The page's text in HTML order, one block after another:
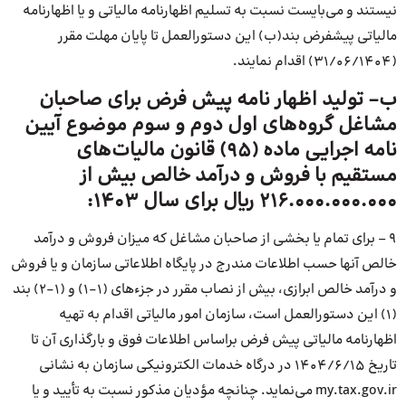
نیستند و می‌بایست نسبت به تسلیم اظهارنامه مالیاتی و یا اظهارنامه
مالیاتی پیشفرض بند(ب) این دستورالعمل تا پایان مهلت مقرر
(۳۱/۰۶/۱۴۰۴) اقدام نمایند.
ب- تولید اظهار نامه پیش فرض برای صاحبان
مشاغل گروه‌های اول دوم و سوم موضوع آیین
نامه اجرایی ماده (۹۵) قانون مالیات‌های
مستقیم با فروش و درآمد خالص بیش از
۲۱۶.۰۰۰.۰۰۰.۰۰۰ ریال برای سال ۱۴۰۳:
۹ – برای تمام یا بخشی از صاحبان مشاغل که میزان فروش و درآمد
خالص آنها حسب اطلاعات مندرج در پایگاه اطلاعاتی سازمان و یا فروش
و درآمد خالص ابرازی، بیش از نصاب مقرر در جزءهای (۱-۱) و (۱-۲) بند
(۱) این دستورالعمل است، سازمان امور مالیاتی اقدام به تهیه
اظهارنامه مالیاتی پیش فرض براساس اطلاعات فوق و بارگذاری آن تا
تاریخ ۱۴۰۴/۶/۱۵ در درگاه خدمات الکترونیکی سازمان به نشانی
my.tax.gov.ir می‌نماید. چنانچه مؤدیان مذکور نسبت به تأیید و یا